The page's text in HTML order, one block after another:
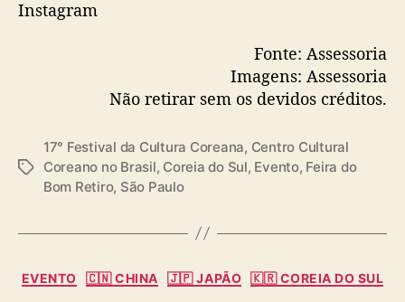
Instagram
Fonte: Assessoria
Imagens: Assessoria
Não retirar sem os devidos créditos.
T
17° Festival da Cultura Coreana, Centro Cultural
Coreano no Brasil, Coreia do Sul, Evento, Feira do
Bom Retiro, São Paulo
C
EVENTO 🇨🇳 CHINA 🇯🇵 JAPÃO 🇰🇷 COREIA DO SUL